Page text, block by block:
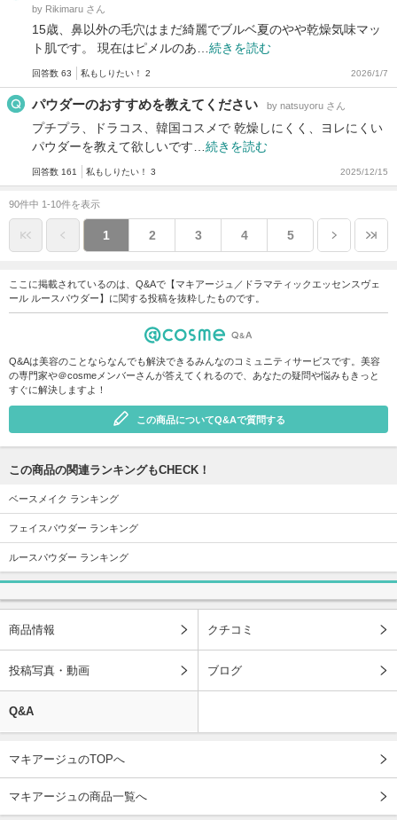
by Rikimaru さん
15歳、鼻以外の毛穴はまだ綺麗でブルベ夏のやや乾燥気味マッ
ト肌です。 現在はピメルのあ… 続きを読む
回答数 63 私もしりたい！ 2 2026/1/7
パウダーのおすすめを教えてください by natsuyoru さん
プチプラ、ドラコス、韓国コスメで 乾燥しにくく、ヨレにくい
パウダーを教えて欲しいです… 続きを読む
回答数 161 私もしりたい！ 3 2025/12/15
90件中 1-10件を表示
1 2 3 4 5
ここに掲載されているのは、Q&Aで【マキアージュ／ドラマティックエッセンスヴェ
ール ルースパウダー】に関する投稿を抜粋したものです。
Q&Aは美容のことならなんでも解決できるみんなのコミュニティサービスです。美容
の専門家や＠cosmeメンバーさんが答えてくれるので、あなたの疑問や悩みもきっと
すぐに解決しますよ！
この商品についてQ&Aで質問する
この商品の関連ランキングもCHECK！
ベースメイク ランキング
フェイスパウダー ランキング
ルースパウダー ランキング
商品情報 クチコミ
投稿写真・動画 ブログ
Q&A
マキアージュのTOPへ
マキアージュの商品一覧へ